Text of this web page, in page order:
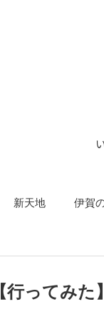
新天地 伊賀
【行ってみ